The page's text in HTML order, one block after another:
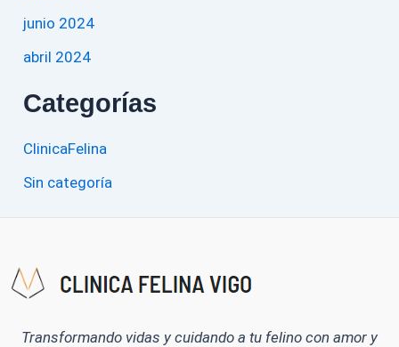
junio 2024
abril 2024
Categorías
ClinicaFelina
Sin categoría
Transformando vidas y cuidando a tu felino con amor y